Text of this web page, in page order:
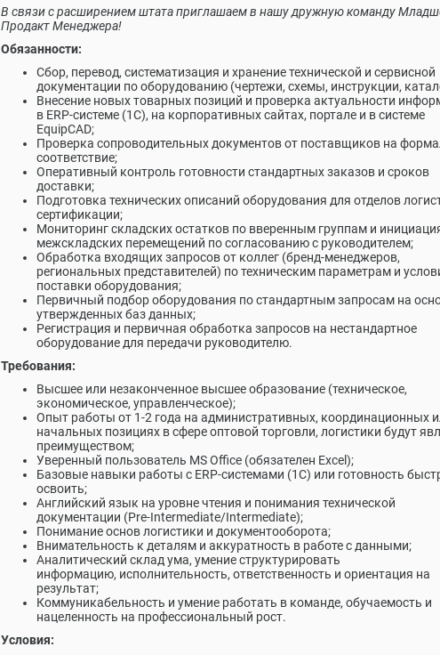
В связи с расширением штата приглашаем в нашу дружную команду
Продакт Менеджера!
Обязанности:
Сбор, перевод, систематизация и хранение технической и сервисной
документации по оборудованию (чертежи, схемы, инструкции,
Внесение новых товарных позиций и проверка актуальности
в ERP-системе (1С), на корпоративных сайтах, портале и в системе
EquipCAD;
Проверка сопроводительных документов от поставщиков на
соответствие;
Оперативный контроль готовности стандартных заказов и сроков
доставки;
Подготовка технических описаний оборудования для отделов
сертификации;
Мониторинг складских остатков по вверенным группам и
межскладских перемещений по согласованию с руководителем;
Обработка входящих запросов от коллег (бренд-менеджеров,
региональных представителей) по техническим параметрам и
поставки оборудования;
Первичный подбор оборудования по стандартным запросам на
утвержденных баз данных;
Регистрация и первичная обработка запросов на нестандартное
оборудование для передачи руководителю.
Требования:
Высшее или незаконченное высшее образование (техническое,
экономическое, управленческое);
Опыт работы от 1-2 года на административных, координационных
начальных позициях в сфере оптовой торговли, логистики будут
преимуществом;
Уверенный пользователь MS Office (обязателен Excel);
Базовые навыки работы с ERP-системами (1С) или готовность
освоить;
Английский язык на уровне чтения и понимания технической
документации (Pre-Intermediate/Intermediate);
Понимание основ логистики и документооборота;
Внимательность к деталям и аккуратность в работе с данными;
Аналитический склад ума, умение структурировать
информацию, исполнительность, ответственность и ориентация на
результат;
Коммуникабельность и умение работать в команде, обучаемость и
нацеленность на профессиональный рост.
Условия: